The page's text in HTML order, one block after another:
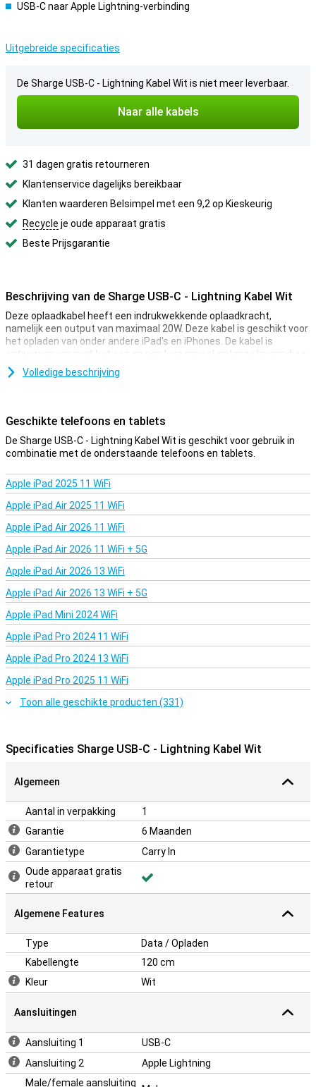
USB-C naar Apple Lightning-verbinding
Uitgebreide specificaties
De Sharge USB-C - Lightning Kabel Wit is niet meer leverbaar.
Naar alle kabels
31 dagen gratis retourneren
Klantenservice dagelijks bereikbaar
Klanten waarderen Belsimpel met een 9,2 op Kieskeurig
Recycle je oude apparaat gratis
Beste Prijsgarantie
Beschrijving van de Sharge USB-C - Lightning Kabel Wit
Deze oplaadkabel heeft een indrukwekkende oplaadkracht,
namelijk een output van maximaal 20W. Deze kabel is geschikt voor
het opladen van onder andere iPad's en iPhones. De kabel is
ontworpen om met het oog op een luxe gevoel en lange levensduur.
De sterke kabel kan wel 30.000 buigingen weerstaan.
Je hebt geen aparte kabel meer nodig voor het opladen, en eentje
om je data mee over te zetten. De kabel kan dit namelijk allebei. De
mogelijkheden met USB-C zijn te veel om op te noemen. Daarom is
alles. Of je hem nou wilt gebruiken voor opladen, data overdracht of
verbinding leggen tussen verschillende apparaten, dat kan met dit
kabeltje.
Erg lang snoer
De Sharge USB-C - Lightning Kabel Wit heeft een snoer van 1,2
opladen.
Volledige beschrijving
Geschikte telefoons en tablets
De Sharge USB-C - Lightning Kabel Wit is geschikt voor gebruik in
combinatie met de onderstaande telefoons en tablets.
Apple iPad 2025 11 WiFi
Apple iPad Air 2025 11 WiFi
Apple iPad Air 2026 11 WiFi
Apple iPad Air 2026 11 WiFi + 5G
Apple iPad Air 2026 13 WiFi
Apple iPad Air 2026 13 WiFi + 5G
Apple iPad Mini 2024 WiFi
Apple iPad Pro 2024 11 WiFi
Apple iPad Pro 2024 13 WiFi
Apple iPad Pro 2025 11 WiFi
Toon alle geschikte producten (331)
Specificaties Sharge USB-C - Lightning Kabel Wit
Algemeen
Aantal in verpakking
1
Garantie
6 Maanden
Garantietype
Carry In
Oude apparaat gratis
retour
Algemene Features
Type
Data / Opladen
Kabellengte
120 cm
Kleur
Wit
Aansluitingen
Aansluiting 1
USB-C
Aansluiting 2
Apple Lightning
Male/female aansluiting